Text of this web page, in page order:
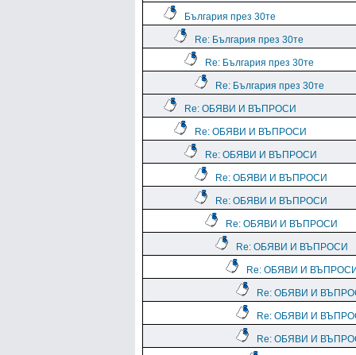
България през 30те
Re: България през 30те
Re: България през 30те
Re: България през 30те
Re: ОБЯВИ И ВЪПРОСИ
Re: ОБЯВИ И ВЪПРОСИ
Re: ОБЯВИ И ВЪПРОСИ
Re: ОБЯВИ И ВЪПРОСИ
Re: ОБЯВИ И ВЪПРОСИ
Re: ОБЯВИ И ВЪПРОСИ
Re: ОБЯВИ И ВЪПРОСИ
Re: ОБЯВИ И
Re: ОБЯВИ И
Re: ОБЯВИ И
Re: ОБЯВИ И